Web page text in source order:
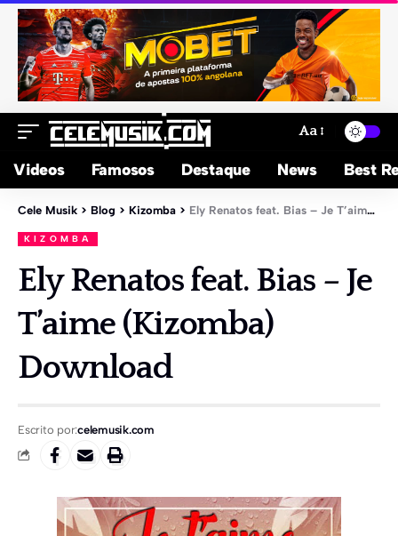
Aa
Videos Famosos Destaque News Best
Cele Musik > Blog > Kizomba > Ely Renatos feat. Bias – Je T’aime (Kizomba) Download
KIZOMBA
Ely Renatos feat. Bias – Je
T’aime (Kizomba)
Download
Escrito por:celemusik.com